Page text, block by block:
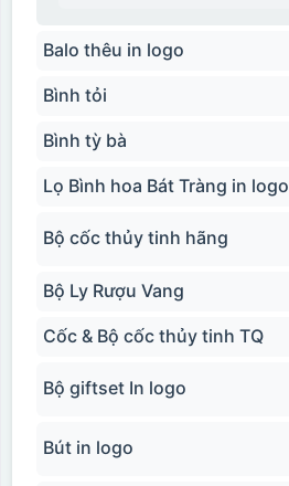
Balo thêu in logo
Bình tỏi
Bình tỳ bà
Lọ Bình hoa Bát Tràng in logo
Bộ cốc thủy tinh hãng
Bộ Ly Rượu Vang
Cốc & Bộ cốc thủy tinh TQ
Bộ giftset In logo
Bút in logo